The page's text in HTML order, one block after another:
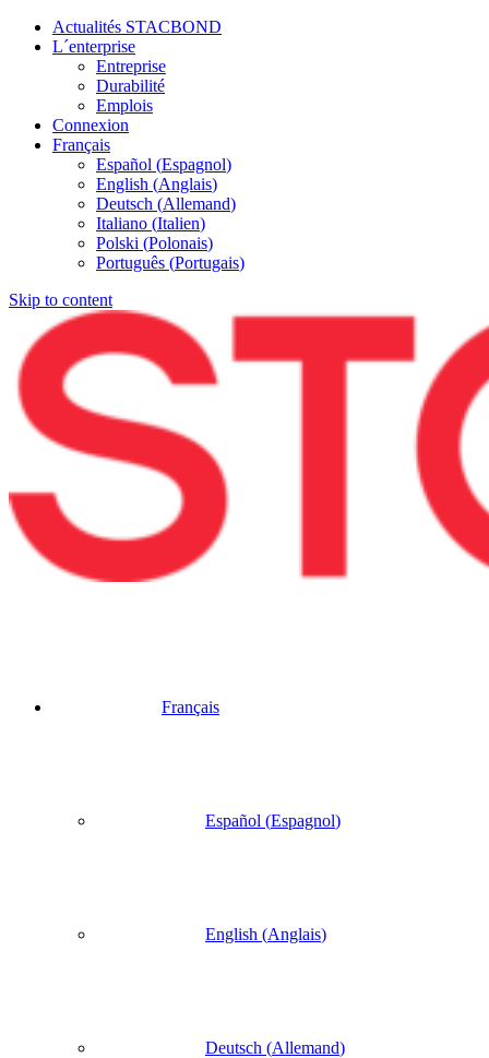
Actualités STACBOND
L´enterprise
Entreprise
Durabilité
Emplois
Connexion
Français
Español (Espagnol)
English (Anglais)
Deutsch (Allemand)
Italiano (Italien)
Polski (Polonais)
Português (Portugais)
Skip to content
Français
Español (Espagnol)
English (Anglais)
Deutsch (Allemand)